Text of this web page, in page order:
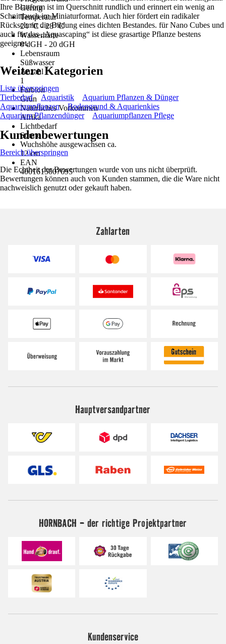
Gering
Temperatur
24 °C - 28 °C
Wasserhärte
0 dGH - 20 dGH
Lebensraum
Süßwasser
Anzahl
1
Farbton
Grün
Natürliches Vorkommen
Afrika
Lichtbedarf
Sonne
Wuchshöhe ausgewachsen ca.
12 cm
EAN
4001615007695
Ihre Blattform ist im Querschnitt rundlich und erinnert ein wenig an
Schnittlauch im Miniaturformat. Auch hier fördert ein radikaler
Rückschnitt die Bildung eines dichten Bestandes. für Nano Cubes und
auch für das „Aquascaping“ ist diese grasartige Pflanze bestens
geeignet.
Weitere Kategorien
Liste überspringen
Tierbedarf
Aquaristik
Aquarium Pflanzen & Dünger
Aquariumpflanzen
Bodengrund & Aquarienkies
Aquarium Pflanzendünger
Aquariumpflanzen Pflege
Kundenbewertungen
Bereich überspringen
Die Echtheit der Bewertungen wurde von uns nicht überprüft.
Bewertungen können auch von Kunden stammen, die die Ware nicht
nachweislich genutzt oder gekauft haben.
Zahlarten
Hauptversandpartner
HORNBACH - der richtige Projektpartner
Kundenservice